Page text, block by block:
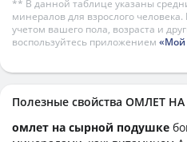
** В данной таблице указаны
минералов для взрослого
учетом вашего пола, возраста и
воспользуйтесь приложением «Мой
Полезные свойства ОМЛЕТ
омлет на сырной подушке